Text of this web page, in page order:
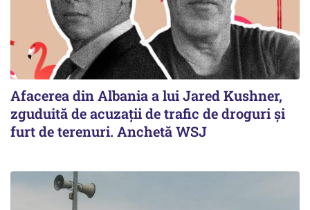
Afacerea din Albania a lui Jared Kushner,
zguduită de acuzații de trafic de droguri și
furt de terenuri. Anchetă WSJ